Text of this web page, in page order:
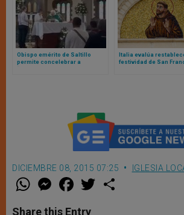
Obispo emérito de Saltillo
permite concelebrar a
Italia evalúa
festividad de San
DICIEMBRE 08, 2015 07:25 IGLESIA
W
t
M
e
s
F
a
e
w
Share this Entry